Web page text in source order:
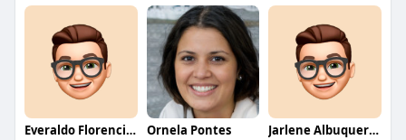
Everaldo Florencio De Melo Ornela Pontes Jarlene Albuquerque